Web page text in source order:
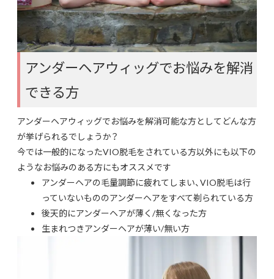
アンダーヘアウィッグでお悩みを解消
できる方
アンダーヘアウィッグでお悩みを解消可能な方としてどんな方
が挙げられるでしょうか？
今では一般的になったVIO脱毛をされている方以外にも以下の
ようなお悩みのある方にもオススメです
アンダーヘアの毛量調節に疲れてしまい、VIO脱毛は行
っていないもののアンダーヘアをすべて剃られている方
後天的にアンダーヘアが薄く/無くなった方
生まれつきアンダーヘアが薄い/無い方